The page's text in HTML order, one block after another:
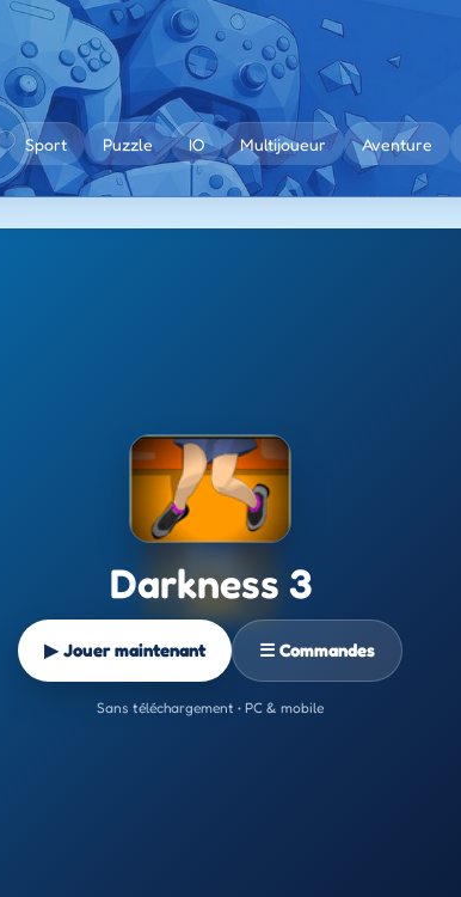
Sport Puzzle IO Multijoueur Aventure
Darkness 3
▶ Jouer maintenant ☰ Commandes
Sans téléchargement • PC & mobile